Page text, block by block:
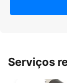
Serviços